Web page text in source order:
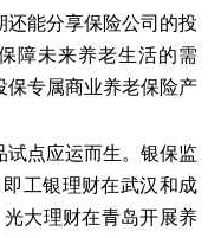
还能分享保险公司的投
障未来养老生活的需
保专属商业养老保险产
试点应运而生。银保监
工银理财在武汉和成
大理财在青岛开展养